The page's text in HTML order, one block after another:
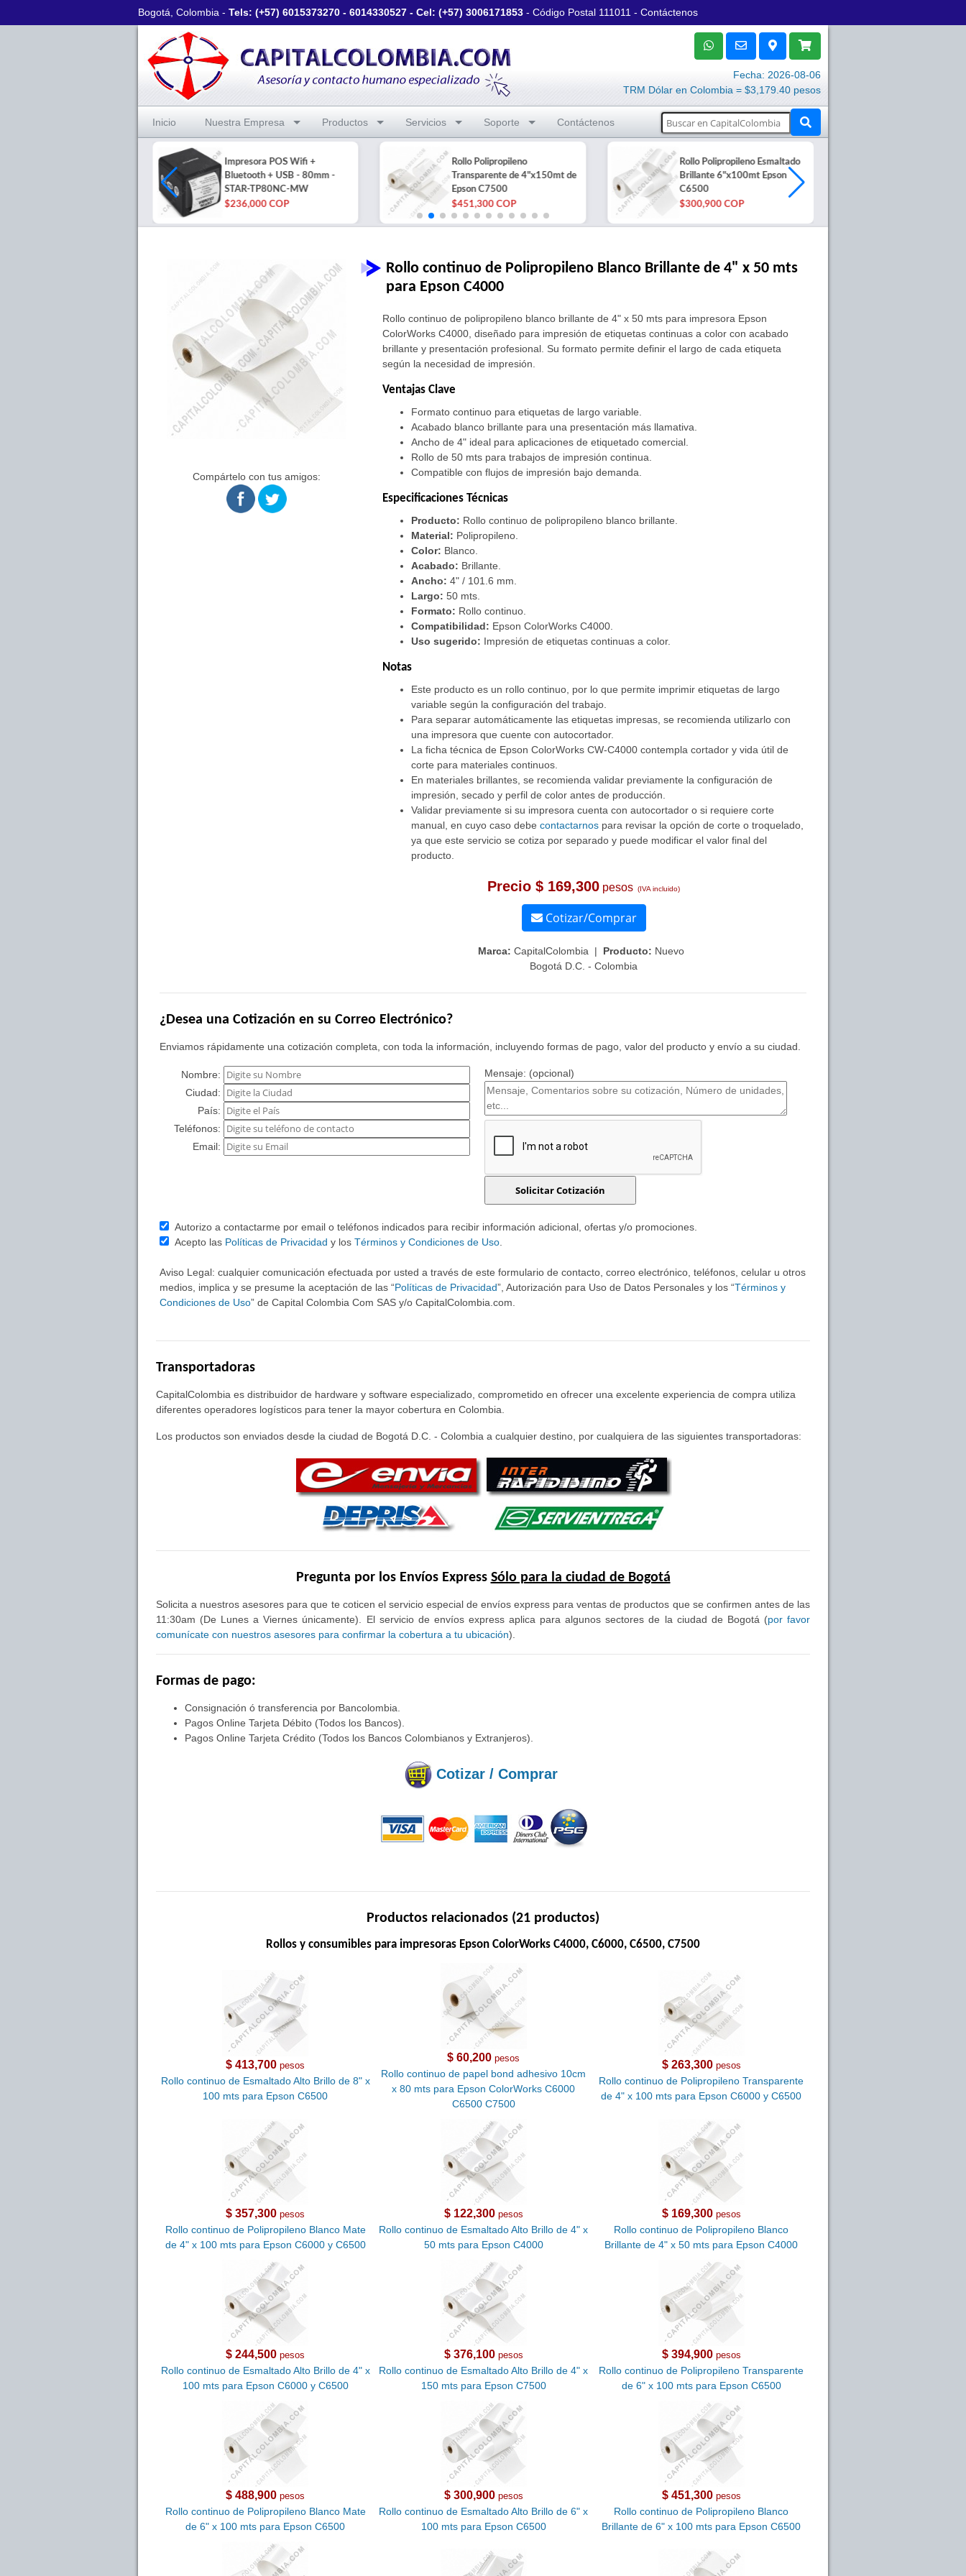
Bogotá, Colombia - Tels: (+57) 6015373270 - 6014330527 - Cel: (+57) 3006171853 - Código Postal 111011 - Contáctenos
Fecha: 2026-08-06
TRM Dólar en Colombia = $3,179.40 pesos
Inicio Nuestra Empresa Productos Servicios Soporte Contáctenos
Impresora POS Wifi +
Bluetooth + USB - 80mm -
STAR-TP80NC-MW
$236,000 COP
Rollo Polipropileno
Transparente de 4"x150mt de
Epson C7500
$451,300 COP
Rollo Polipropileno Esmaltado
Brillante 6"x100mt Epson
C6500
$300,900 COP
Compártelo con tus amigos:
Rollo continuo de Polipropileno Blanco Brillante de 4" x 50 mts
para Epson C4000
Rollo continuo de polipropileno blanco brillante de 4" x 50 mts para impresora Epson
ColorWorks C4000, diseñado para impresión de etiquetas continuas a color con acabado
brillante y presentación profesional. Su formato permite definir el largo de cada etiqueta
según la necesidad de impresión.
Ventajas Clave
Formato continuo para etiquetas de largo variable.
Acabado blanco brillante para una presentación más llamativa.
Ancho de 4" ideal para aplicaciones de etiquetado comercial.
Rollo de 50 mts para trabajos de impresión continua.
Compatible con flujos de impresión bajo demanda.
Especificaciones Técnicas
Producto: Rollo continuo de polipropileno blanco brillante.
Material: Polipropileno.
Color: Blanco.
Acabado: Brillante.
Ancho: 4" / 101.6 mm.
Largo: 50 mts.
Formato: Rollo continuo.
Compatibilidad: Epson ColorWorks C4000.
Uso sugerido: Impresión de etiquetas continuas a color.
Notas
Este producto es un rollo continuo, por lo que permite imprimir etiquetas de largo
variable según la configuración del trabajo.
Para separar automáticamente las etiquetas impresas, se recomienda utilizarlo con
una impresora que cuente con autocortador.
La ficha técnica de Epson ColorWorks CW-C4000 contempla cortador y vida útil de
corte para materiales continuos.
En materiales brillantes, se recomienda validar previamente la configuración de
impresión, secado y perfil de color antes de producción.
Validar previamente si su impresora cuenta con autocortador o si requiere corte
manual, en cuyo caso debe contactarnos para revisar la opción de corte o troquelado,
ya que este servicio se cotiza por separado y puede modificar el valor final del
producto.
Precio $ 169,300 pesos (IVA incluido)
Cotizar/Comprar
Marca: CapitalColombia | Producto: Nuevo
Bogotá D.C. - Colombia
¿Desea una Cotización en su Correo Electrónico?
Enviamos rápidamente una cotización completa, con toda la información, incluyendo formas de pago, valor del producto y envío a su ciudad.
Nombre:
Ciudad:
País:
Teléfonos:
Email:
Mensaje: (opcional)
Autorizo a contactarme por email o teléfonos indicados para recibir información adicional, ofertas y/o promociones.
Acepto las Políticas de Privacidad y los Términos y Condiciones de Uso
Aviso Legal: cualquier comunicación efectuada por usted a través de este formulario de contacto, correo electrónico, teléfonos, celular u otros
medios, implica y se presume la aceptación de las “Políticas de Privacidad”, Autorización para Uso de Datos Personales y los “Términos y
Condiciones de Uso” de Capital Colombia Com SAS y/o CapitalColombia.com.
Transportadoras
CapitalColombia es distribuidor de hardware y software especializado, comprometido en ofrecer una excelente experiencia de compra utiliza
diferentes operadores logísticos para tener la mayor cobertura en Colombia.
Los productos son enviados desde la ciudad de Bogotá D.C. - Colombia a cualquier destino, por cualquiera de las siguientes transportadoras:
Pregunta por los Envíos Express Sólo para la ciudad de Bogotá
Solicita a nuestros asesores para que te coticen el servicio especial de envíos express para ventas de productos que se confirmen antes de las
11:30am (De Lunes a Viernes únicamente). El servicio de envíos express aplica para algunos sectores de la ciudad de Bogotá (por favor
comunícate con nuestros asesores para confirmar la cobertura a tu ubicación).
Formas de pago:
Consignación ó transferencia por Bancolombia.
Pagos Online Tarjeta Débito (Todos los Bancos).
Pagos Online Tarjeta Crédito (Todos los Bancos Colombianos y Extranjeros).
Cotizar / Comprar
Productos relacionados (21 productos)
Rollos y consumibles para impresoras Epson ColorWorks C4000, C6000, C6500, C7500
$ 413,700 pesos
Rollo continuo de Esmaltado Alto Brillo de 8" x
100 mts para Epson C6500
$ 60,200 pesos
Rollo continuo de papel bond adhesivo 10cm
x 80 mts para Epson ColorWorks C6000
C6500 C7500
$ 263,300pesos
Rollo continuo de Polipropileno Transparente
de 4" x 100 mts para Epson C6000 y C6500
$ 357,300 pesos
Rollo continuo de Polipropileno Blanco Mate
de 4" x 100 mts para Epson C6000 y C6500
$ 122,300pesos
Rollo continuo de Esmaltado Alto Brillo de 4" x
50 mts para Epson C4000
$ 169,300pesos
Rollo continuo de Polipropileno Blanco
Brillante de 4" x 50 mts para Epson C4000
$ 244,500 pesos
Rollo continuo de Esmaltado Alto Brillo de 4" x
100 mts para Epson C6000 y C6500
$ 376,100pesos
Rollo continuo de Esmaltado Alto Brillo de 4" x
150 mts para Epson C7500
$ 394,900pesos
Rollo continuo de Polipropileno Transparente
de 6" x 100 mts para Epson C6500
$ 488,900 pesos
Rollo continuo de Polipropileno Blanco Mate
de 6" x 100 mts para Epson C6500
$ 300,900pesos
Rollo continuo de Esmaltado Alto Brillo de 6" x
100 mts para Epson C6500
$ 451,300pesos
Rollo continuo de Polipropileno Blanco
Brillante de 6" x 100 mts para Epson C6500